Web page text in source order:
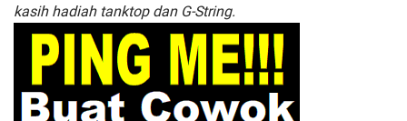
kasih hadiah tanktop dan G-String.